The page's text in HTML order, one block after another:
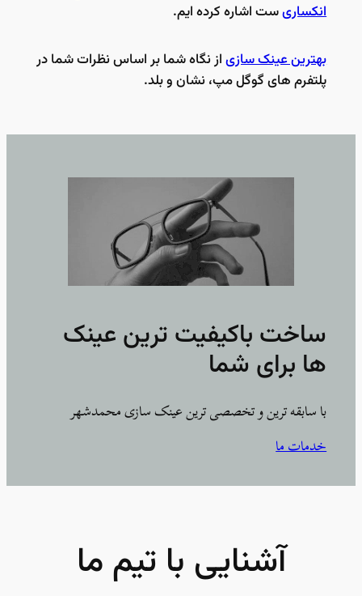
انکساریست اشاره کرده ایم.
بهترین عینک سازیاز نگاه شما بر اساس نظرات شما در
پلتفرم های گوگل مپ، نشان و بلد.
ساخت باکیفیت ترین عینک
ها برای شما
با سابقه ترین و تخصصی ترین عینک سازی محمدشهر
خدمات ما
آشنایی با تیم ما